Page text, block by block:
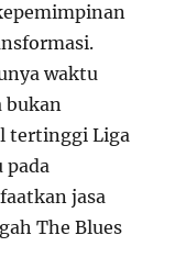
waktu
bukan
tertinggi Liga
pada
jasa
The Blues